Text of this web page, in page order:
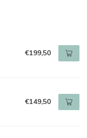
€199,50
€149,50